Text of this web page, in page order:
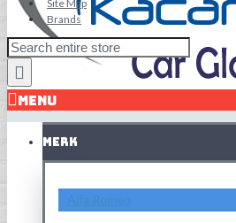
Site Map
Brands
MENU
MERK
Alfa Romeo